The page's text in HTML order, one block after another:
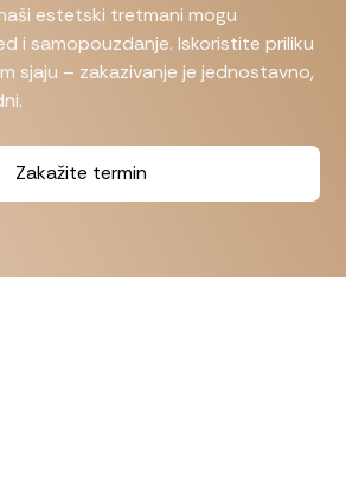
estetski tretmani mogu
i samopouzdanje. Iskoristite priliku
sjaju – zakazivanje je jednostavno,
Zakažite termin